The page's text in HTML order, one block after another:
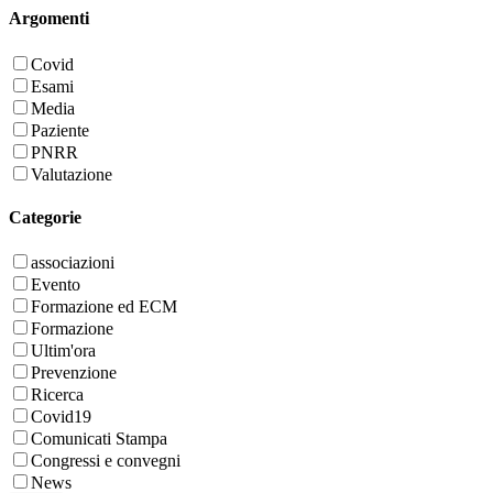
Argomenti
Covid
Esami
Media
Paziente
PNRR
Valutazione
Categorie
associazioni
Evento
Formazione ed ECM
Formazione
Ultim'ora
Prevenzione
Ricerca
Covid19
Comunicati Stampa
Congressi e convegni
News